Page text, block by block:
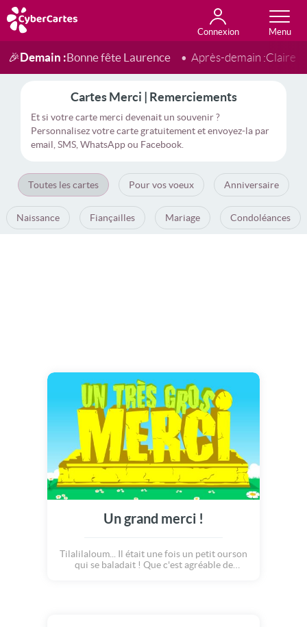
Connexion
Anniversaire
Fête du jour
Amour
Amitié
Merci
Toutes les cartes
🎉Demain :Bonne fête Laurence Après-demain :Claire
Cartes Merci | Remerciements
Et si votre carte merci devenait un souvenir ?
Personnalisez votre carte gratuitement et envoyez-la par
email, SMS, WhatsApp ou Facebook.
Toutes les cartes Pour vos voeux Anniversaire
Naissance Fiançailles Mariage Condoléances
Un grand merci !
Tilalilaloum... Il était une fois un petit ourson
qui se baladait ! Que c'est agréable de